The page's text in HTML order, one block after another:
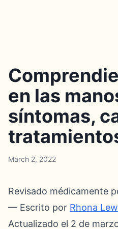
en las
síntomas,
March 2, 2022
Revisado médicamente
— Escrito por Rhona
Actualizado el 2 de